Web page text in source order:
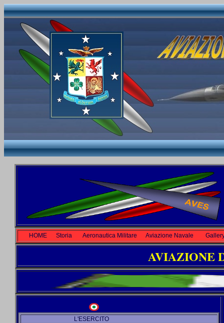
HOME Storia Aeronautica Militare Aviazione Navale
AVIAZIONE
L'ESERCITO